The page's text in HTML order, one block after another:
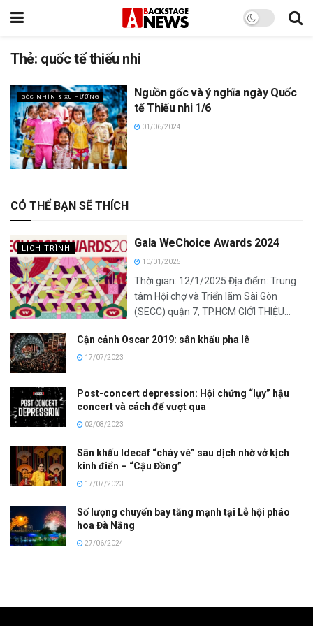
Thẻ: quốc tế thiếu nhi
GÓC NHÌN & XU HƯỚNG
Nguồn gốc và ý nghĩa ngày Quốc
tế Thiếu nhi 1/6
01/06/2024
CÓ THỂ BẠN SẼ THÍCH
LỊCH TRÌNH Gala WeChoice Awards 2024
10/01/2025
Thời gian: 12/1/2025 Địa điểm: Trung
tâm Hội chợ và Triển lãm Sài Gòn
(SECC) quận 7, TP.HCM GIỚI THIỆU...
Cận cảnh Oscar 2019: sân khấu pha lê
17/07/2023
Post-concert depression: Hội chứng “lụy” hậu
concert và cách để vượt qua
02/08/2023
Sân khấu Idecaf “cháy vé” sau dịch nhờ vở kịch
kinh điển – “Cậu Đồng”
17/07/2023
Số lượng chuyến bay tăng mạnh tại Lễ hội pháo
hoa Đà Nẵng
27/06/2024